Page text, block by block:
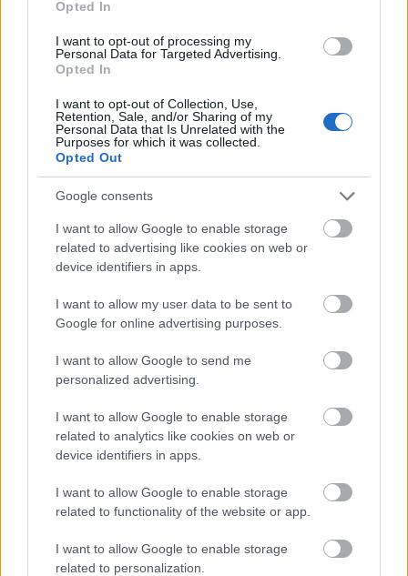
Opted In
I want to opt-out of processing my
Personal Data for Targeted Advertising.
Opted In
I want to opt-out of Collection, Use,
Retention, Sale, and/or Sharing of my
Personal Data that Is Unrelated with the
Purposes for which it was collected.
Opted Out
Google consents
I want to allow Google to enable storage
related to advertising like cookies on web or
device identifiers in apps.
I want to allow my user data to be sent to
Google for online advertising purposes.
I want to allow Google to send me
personalized advertising.
I want to allow Google to enable storage
related to analytics like cookies on web or
device identifiers in apps.
I want to allow Google to enable storage
related to functionality of the website or app.
I want to allow Google to enable storage
related to personalization.
összegekre, valamint a Lukoil olajipari cégre, amely
nemrég lépett be a horvát piacra, ráadásul jó
néhány nagy horvát vállalat is felsorakozna a
kezdeményezés mögött. Az utazás sarkalatos pont,
minden idegenbeli mérkőzésre repülni kell, de a
horvát légitársasággal partneri viszonyt kívánnak
kialakítani, mondta Gojanovic.
Bármily meglepő, a Medvescak kapóra jönne a KHL-
nek, hiszen fővárosi csapatról van szó, nagy
egyik legnagyobb, legmodernebb csarnok lehetne a
KHL-ben. Tipikus célpontja így a ligának a
Medvescak.
Ha az egyelőre mégoly utópisztikus KHL-csatlakozás
létre is jönne, az EBEL-nek akkor sem kell
üresedéstől tartania. Nyilvánvalóan akár osztrák,
akár külföldi csapattal fel tudnák tölteni a
tízcsapatos keretet. Mérvadó osztrák fórumok
szerint a múlt heti EBEL-gyűlésen a szerb Partizan
Beograd hivatalosan is bejelentkezett az osztrák
bázisú regionális ligába, és tavaly óta tudjuk,
évek óta ácsingóznak az EBEL felé, de őket hazájuk
szövetsége egyenként eddig nem engedte el.